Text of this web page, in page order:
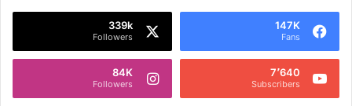
147K
Fans
339k
Followers
7٬640
Subscribers
84K
Followers